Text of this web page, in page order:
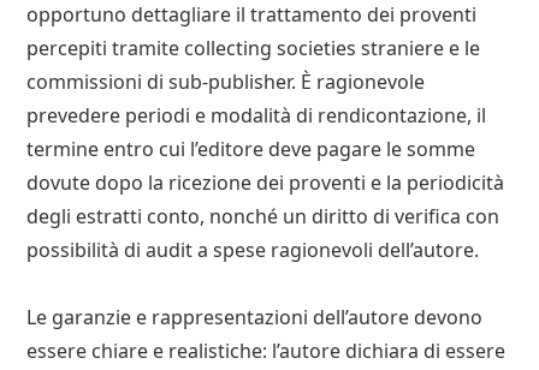
opportuno dettagliare il trattamento dei proventi
percepiti tramite collecting societies straniere e le
commissioni di sub-publisher. È ragionevole
prevedere periodi e modalità di rendicontazione, il
termine entro cui l’editore deve pagare le somme
dovute dopo la ricezione dei proventi e la periodicità
degli estratti conto, nonché un diritto di verifica con
possibilità di audit a spese ragionevoli dell’autore.
Le garanzie e rappresentazioni dell’autore devono
essere chiare e realistiche: l’autore dichiara di essere